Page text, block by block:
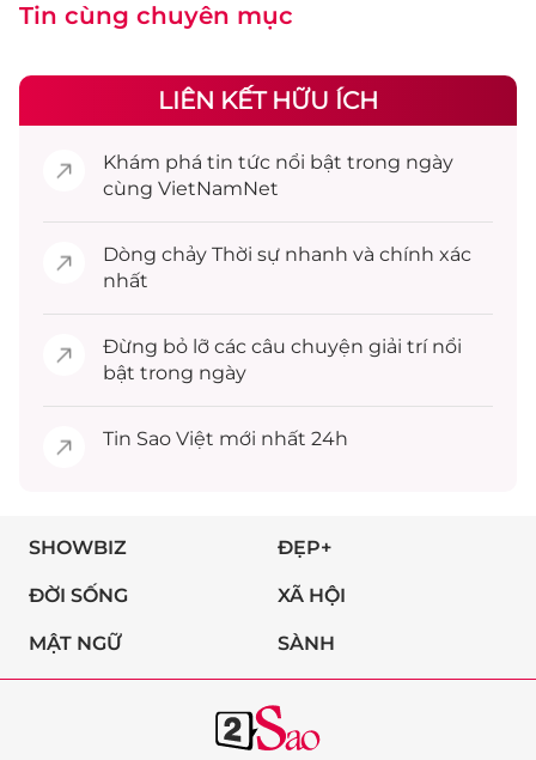
Tin cùng chuyên mục
LIÊN KẾT HỮU ÍCH
Khám phá tin tức nổi bật trong ngày
cùng VietNamNet
Dòng chảy Thời sự nhanh và chính xác
nhất
Đừng bỏ lỡ các câu chuyện giải trínổi
bật trong ngày
Tin Sao Việt mới nhất 24h
SHOWBIZ ĐẸP+
ĐỜI SỐNG XÃ HỘI
MẬT NGỮ SÀNH